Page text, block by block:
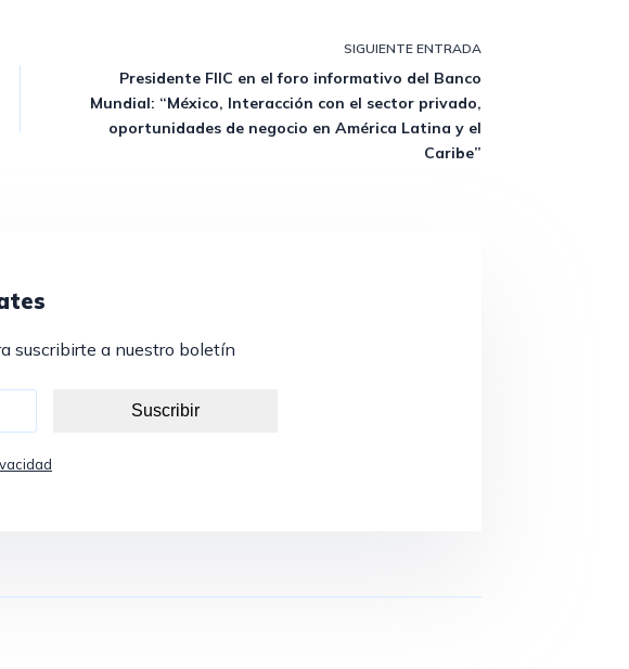
SIGUIENTE ENTRADA
Presidente FIIC en el foro informativo del Banco
Mundial: “México, Interacción con el sector privado,
oportunidades de negocio en América Latina y el
Caribe”
suscribirte a nuestro boletín
Suscribir